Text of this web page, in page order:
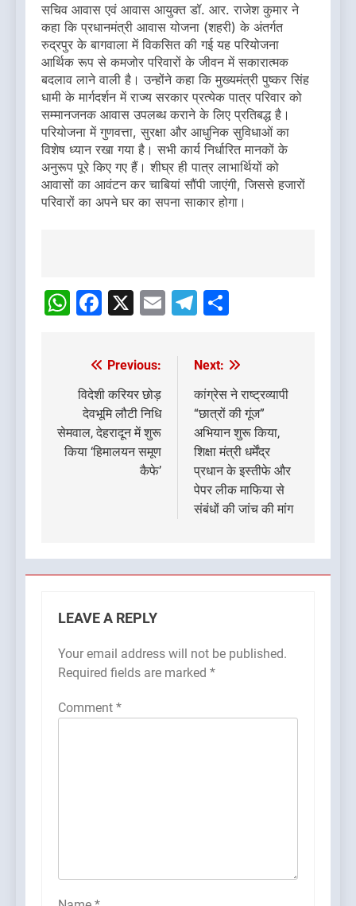
सचिव आवास एवं आवास आयुक्त डॉ. आर. राजेश कुमार ने
कहा कि प्रधानमंत्री आवास योजना (शहरी) के अंतर्गत
रुद्रपुर के बागवाला में विकसित की गई यह परियोजना
आर्थिक रूप से कमजोर परिवारों के जीवन में सकारात्मक
बदलाव लाने वाली है। उन्होंने कहा कि मुख्यमंत्री पुष्कर सिंह
धामी के मार्गदर्शन में राज्य सरकार प्रत्येक पात्र परिवार को
सम्मानजनक आवास उपलब्ध कराने के लिए प्रतिबद्ध है।
परियोजना में गुणवत्ता, सुरक्षा और आधुनिक सुविधाओं का
विशेष ध्यान रखा गया है। सभी कार्य निर्धारित मानकों के
अनुरूप पूरे किए गए हैं। शीघ्र ही पात्र लाभार्थियों को
आवासों का आवंटन कर चाबियां सौंपी जाएंगी, जिससे हजारों
परिवारों का अपने घर का सपना साकार होगा।
navigation
WhatsApp
Facebook
X EmailTelegram
Post
navigation
Previous:
विदेशी करियर छोड़
देवभूमि लौटी निधि
सेमवाल, देहरादून में शुरू
किया ‘हिमालयन समूण
कैफे’
Next:
कांग्रेस ने राष्ट्रव्यापी
“छात्रों की गूंज”
अभियान शुरू किया,
शिक्षा मंत्री धर्मेंद्र
प्रधान के इस्तीफे और
पेपर लीक माफिया से
संबंधों की जांच की मांग
LEAVE A REPLY
Your email address will not be published.
Required fields are marked *
Comment *